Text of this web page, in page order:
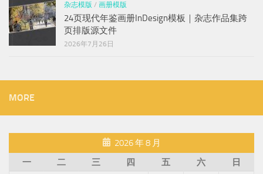
杂志模版 / 画册模版
24页现代年鉴画册InDesign模板｜杂志作品集跨
页排版源文件
2026年7月26日
MORE
2026 年 8 月
一
二 三 四 五 六
日